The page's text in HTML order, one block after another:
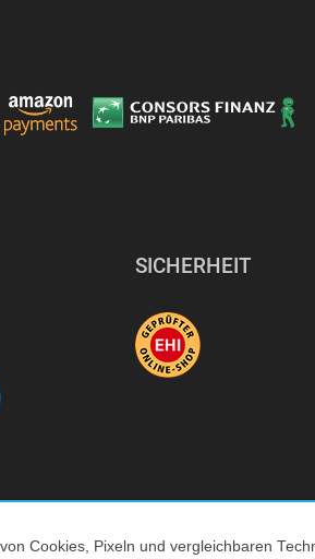
SICHERHEIT
Cookies, Pixeln und vergleichbaren